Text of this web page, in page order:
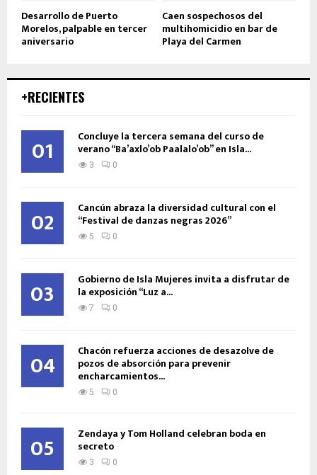
Desarrollo de Puerto
Morelos, palpable en tercer
aniversario
Caen sospechosos del
multihomicidio en bar de
Playa del Carmen
+RECIENTES
01 Concluye la tercera semana del curso de
verano “Ba’axlo’ob Paalalo’ob” en Isla...
3 0
02 Cancún abraza la diversidad cultural con el
“Festival de danzas negras 2026”
5 0
03 Gobierno de Isla Mujeres invita a disfrutar de
la exposición “Luz a...
7 0
04 Chacón refuerza acciones de desazolve de
pozos de absorción para prevenir
encharcamientos...
5 0
05 Zendaya y Tom Holland celebran boda en
secreto
3 0